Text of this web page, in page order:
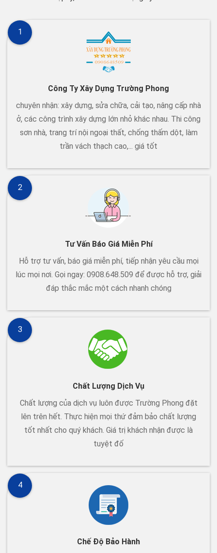
Công Ty Xây Dựng Trường Phong
chuyên nhận: xây dựng, sửa chữa, cải tạo, nâng cấp nhà
ở, các công trình xây dựng lớn nhỏ khác nhau. Thi công
sơn nhà, trang trí nội ngoại thất, chống thấm dột, làm
trần vách thạch cao,... giá tốt
1
Tư Vấn Báo Giá Miễn Phí
Hỗ trợ tư vấn, báo giá miễn phí, tiếp nhận yêu cầu mọi
lúc mọi nơi. Gọi ngay: 0908.648.509 để được hỗ trợ, giải
đáp thắc mắc một cách nhanh chóng
2
Chất Lượng Dịch Vụ
Chất lượng của dịch vụ luôn được Trường Phong đặt
lên trên hết. Thực hiện mọi thứ đảm bảo chất lượng
tốt nhất cho quý khách. Giá trị khách nhận được là
tuyệt đố
3
Chế Độ Bảo Hành
4